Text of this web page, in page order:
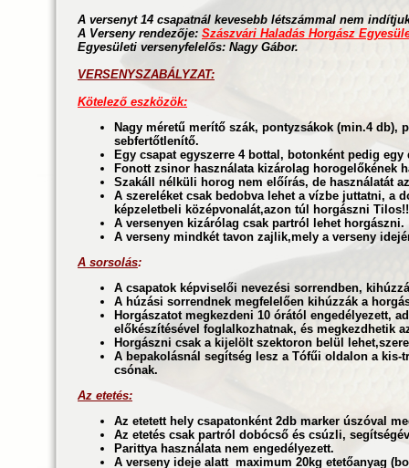
A versenyt 14 csapatnál kevesebb létszámmal nem
A Verseny rendezője: Szászvári Haladás Horgász
Egyesületi versenyfelelős: Nagy Gábor.
VERSENYSZABÁLYZAT:
Kötelező eszközök:
Nagy méretű merítő szák, pontyzsákok (min.4 db),
sebfertőtlenítő.
Egy csapat egyszerre 4 bottal, botonként pedig
Fonott zsinor használata kizárolag horogelőkének
Szakáll nélküli horog nem előírás, de használatát
A szereléket csak bedobva lehet a vízbe juttatni, a
képzeletbeli középvonalát,azon túl horgászni
A versenyen kizárólag csak partról lehet horgászni.
A verseny mindkét tavon zajlik,mely a verseny
A sorsolás:
A csapatok képviselői nevezési sorrendben,
A húzási sorrendnek megfelelően kihúzzák a
Horgászatot megkezdeni 10 órától engedélyezett,
előkészítésével foglalkozhatnak, és megkezdhetik
Horgászni csak a kijelölt szektoron belül
A bepakolásnál segítség lesz a Tófűi oldalon a kis-
csónak.
Az etetés:
Az etetett hely csapatonként 2db marker úszóval
Az etetés csak partról dobócső és csúzli,
Parittya használata nem engedélyezett.
A verseny ideje alatt maximum 20kg etetőanyag